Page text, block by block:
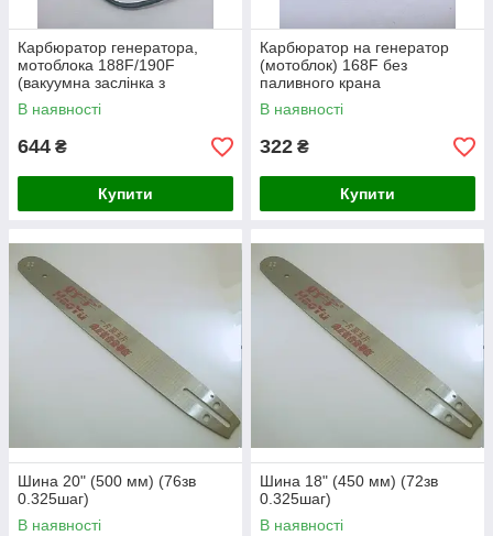
Карбюратор генератора,
мотоблока 188F/190F
(вакуумна заслінка з
електроклапаном)
В наявності
644 ₴
Купити
Карбюратор на генератор
(мотоблок) 168F без
паливного крана
В наявності
322 ₴
Купити
Шина 20" (500 мм) (76зв
0.325шаг)
В наявності
Шина 18" (450 мм) (72зв
0.325шаг)
В наявності